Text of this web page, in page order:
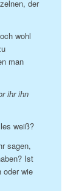
der
wohl
man
ihr ihn
weiß?
sagen,
Ist
oder wie